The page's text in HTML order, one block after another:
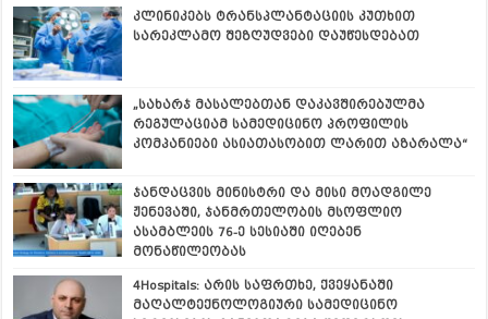
კლინიკებს ტრანსპლანტაციის კუთხით
სარეკლამო შეზღუდვები დაუწესდებათ
„სახარჯ მასალებთან დაკავშირებულმა
რეგულაციამ სამედიცინო პროფილის
კომპანიები ასიათასობით ლარით აზარალა“
ჯანდაცვის მინისტრი და მისი მოადგილე
ჟენევაში, ჯანმრთელობის მსოფლიო
ასამბლეის 76-ე სესიაში იღებენ
მონაწილეობას
4Hospitals: არის საფრთხე, ქვეყანაში
მაღალტექნოლოგიური სამედიცინო